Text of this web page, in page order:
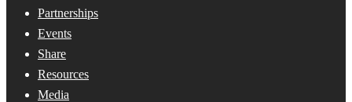
Partnerships
Events
Share
Resources
Media